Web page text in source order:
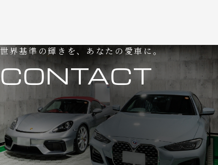
世界基準の輝きを、あなたの愛車に。
CONTACT